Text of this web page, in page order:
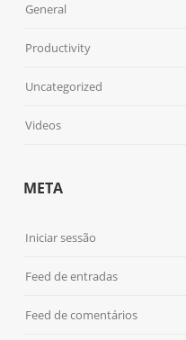
General
Productivity
Uncategorized
Videos
META
Iniciar sessão
Feed de entradas
Feed de comentários